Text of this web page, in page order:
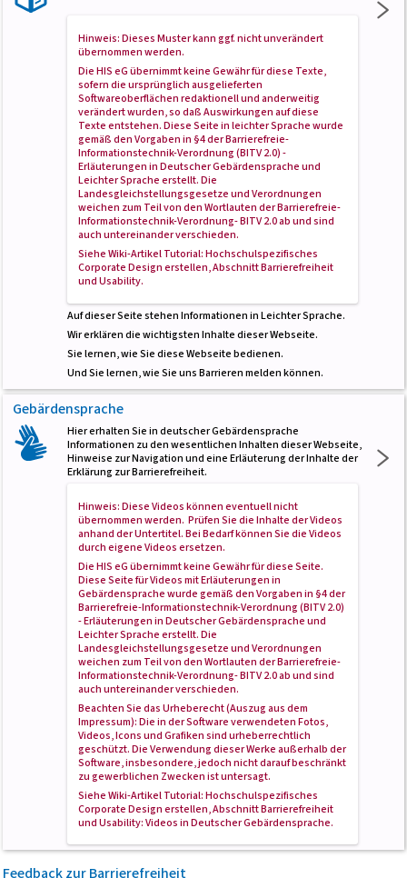
Hinweis: Dieses Muster kann ggf. nicht unverändert
übernommen werden.
Die HIS eG übernimmt keine Gewähr für diese Texte,
sofern die ursprünglich ausgelieferten
Softwareoberflächen redaktionell und anderweitig
verändert wurden, so daß Auswirkungen auf diese
Texte entstehen. Diese Seite in leichter Sprache wurde
gemäß den Vorgaben in§4 der Barrierefreie-
Informationstechnik-Verordnung (BITV 2.0) -
Erläuterungen in Deutscher Gebärdensprache und
Leichter Spracheerstellt. Die
Landesgleichstellungsgesetze und Verordnungen
weichen zum Teil von den Wortlauten der Barrierefreie-
Informationstechnik-Verordnung- BITV 2.0 ab und sind
auch untereinander verschieden.
Siehe Wiki-ArtikelTutorial: Hochschulspezifisches
Corporate Design erstellen, AbschnittBarrierefreiheit
und Usability.
Auf dieser Seite stehen Informationen in Leichter Sprache.
Wir erklären die wichtigsten Inhalte dieser Webseite.
Sie lernen, wie Sie diese Webseite bedienen.
Und Sie lernen, wie Sie uns Barrieren melden können.
Gebärdensprache
Hier erhalten Sie in deutscher Gebärdensprache
Informationen zu den wesentlichen Inhalten dieser Webseite,
Hinweise zur Navigation und eine Erläuterung der Inhalte der
Erklärung zur Barrierefreiheit.
Hinweis: Diese Videos können eventuell nicht
übernommen werden. Prüfen Sie die Inhalte der Videos
anhand der Untertitel. Bei Bedarf können Sie die Videos
durch eigene Videos ersetzen.
Die HIS eG übernimmt keine Gewähr für diese Seite.
Diese Seite für Videos mit Erläuterungen in
Gebärdensprache wurde gemäß den Vorgaben in§4 der
Barrierefreie-Informationstechnik-Verordnung (BITV 2.0)
- Erläuterungen in Deutscher Gebärdensprache und
Leichter Spracheerstellt. Die
Landesgleichstellungsgesetze und Verordnungen
weichen zum Teil von den Wortlauten der Barrierefreie-
Informationstechnik-Verordnung- BITV 2.0 ab und sind
auch untereinander verschieden.
Beachten Sie das Urheberecht (Auszug aus dem
Impressum): Die in der Software verwendeten Fotos,
Videos, Icons und Grafiken sind urheberrechtlich
geschützt. Die Verwendung dieser Werke außerhalb der
Software, insbesondere, jedoch nicht darauf beschränkt
zu gewerblichen Zwecken ist untersagt.
Siehe Wiki-ArtikelTutorial: Hochschulspezifisches
Corporate Design erstellen, AbschnittBarrierefreiheit
und Usability: Videos in Deutscher Gebärdensprache.
Feedbackzur Barrierefreiheit